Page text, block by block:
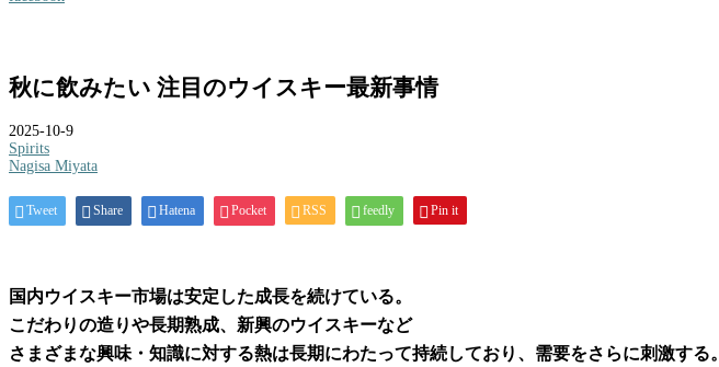
秋に飲みたい 注目のウイスキー最新事情
2025-10-9
Spirits
Nagisa Miyata
Tweet Share Hatena Pocket RSS feedly Pin it
国内ウイスキー市場は安定した成長を続けている。
こだわりの造りや長期熟成、新興のウイスキーなど
さまざまな興味・知識に対する熱は長期にわたって持続しており、需要をさらに刺激する。